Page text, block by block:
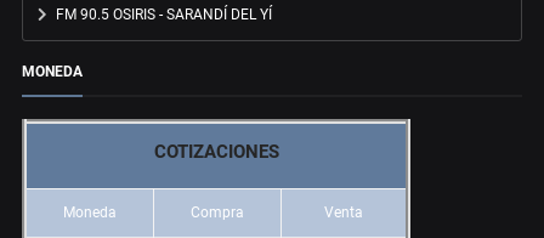
FM 90.5 OSIRIS - SARANDÍ DEL YÍ
MONEDA
COTIZACIONES
Moneda Compra Venta